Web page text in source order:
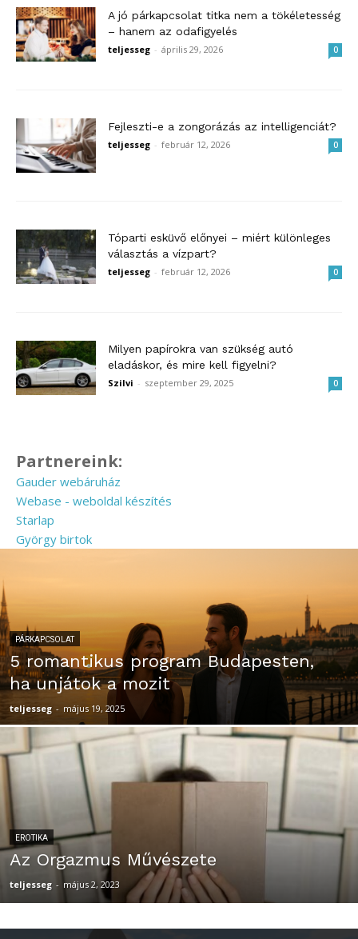
A jó párkapcsolat titka nem a tökéletesség
– hanem az odafigyelés
teljesseg - április 29, 2026 0
Fejleszti-e a zongorázás az intelligenciát?
teljesseg - február 12, 2026 0
Tóparti esküvő előnyei – miért különleges
választás a vízpart?
teljesseg - február 12, 2026 0
Milyen papírokra van szükség autó
eladáskor, és mire kell figyelni?
Szilvi - szeptember 29, 2025 0
Partnereink:
Gauder webáruház
Webase - weboldal készítés
Starlap
György birtok
PÁRKAPCSOLAT
5 romantikus program Budapesten,
ha unjátok a mozit
teljesseg - május 19, 2025
EROTIKA
Az Orgazmus Művészete
teljesseg - május 2, 2023